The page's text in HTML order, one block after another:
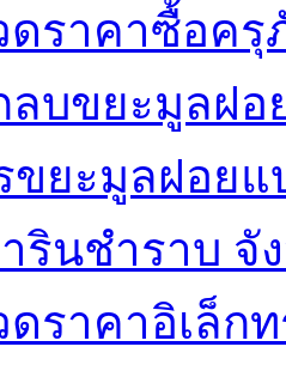
ดราคาซื้อค
ลบขยะมูลฝ
ขยะมูลฝอยแ
ารินชำราบ
ราคาอิเล็ก